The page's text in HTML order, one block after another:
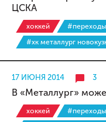
ЦСКА
хоккей #переходы
#хк металлург
17 ИЮНЯ 2014 3
В «Металлург»
хоккей #переходы